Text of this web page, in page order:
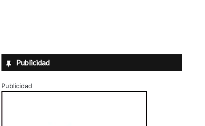
Publicidad
Publicidad